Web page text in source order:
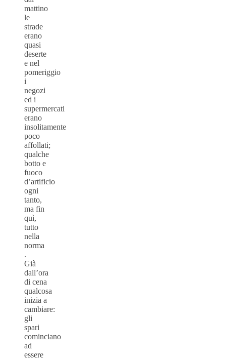
mattino
le
strade
erano
quasi
deserte
e nel
pomeriggio
i
negozi
ed i
supermercati
erano
insolitamente
poco
affollati;
qualche
botto e
fuoco
d’artificio
ogni
tanto,
ma fin
quì,
tutto
nella
norma
.
Già
dall’ora
di cena
qualcosa
inizia a
cambiare:
gli
spari
cominciano
ad
essere